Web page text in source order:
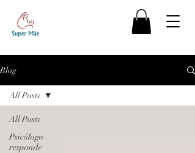
Blog
All Posts
Psicólogo
responde
All Posts